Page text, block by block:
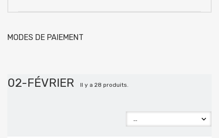
MODES DE PAIEMENT
02-FÉVRIER Il y a 28 produits.